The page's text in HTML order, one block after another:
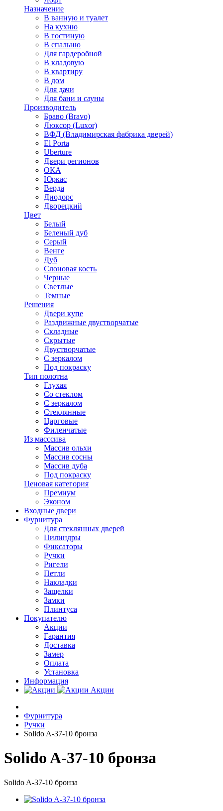
Назначение
В ванную и туалет
На кухню
В гостиную
В спальню
Для гардеробной
В кладовую
В квартиру
В дом
Для дачи
Для бани и сауны
Производитель
Браво (Bravo)
Люксор (Luxor)
ВФД (Владимирская фабрика дверей)
El Porta
Uberture
Двери регионов
ОКА
Юркас
Верда
Диодорс
Дворецкий
Цвет
Белый
Беленый дуб
Серый
Венге
Дуб
Слоновая кость
Черные
Светлые
Темные
Решения
Двери купе
Раздвижные двустворчатые
Складные
Скрытые
Двустворчатые
С зеркалом
Под покраску
Тип полотна
Глухая
Со стеклом
С зеркалом
Стеклянные
Царговые
Филенчатые
Из масссива
Массив ольхи
Массив сосны
Массив дуба
Под покраску
Ценовая категория
Премиум
Эконом
Входные двери
Фурнитура
Для стеклянных дверей
Цилиндры
Фиксаторы
Ручки
Ригели
Петли
Накладки
Защелки
Замки
Плинтуса
Покупателю
Акции
Гарантия
Доставка
Замер
Оплата
Установка
Информация
Акции
Фурнитура
Ручки
Solido A-37-10 бронза
Solido A-37-10 бронза
Solido A-37-10 бронза